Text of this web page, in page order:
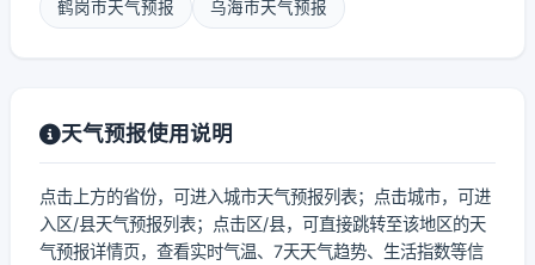
鹤岗市天气预报 乌海市天气预报
天气预报使用说明
点击上方的省份，可进入城市天气预报列表；点击城市，可进
入区/县天气预报列表；点击区/县，可直接跳转至该地区的天
气预报详情页，查看实时气温、7天天气趋势、生活指数等信